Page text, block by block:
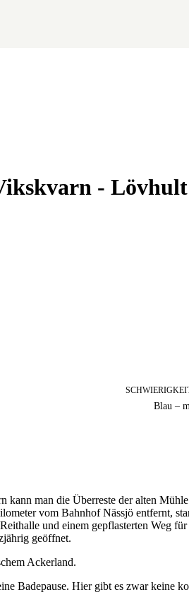
- Lövhult
Blau –
man die Überreste der alten
vom Bahnhof Nässjö entfernt,
und einem gepflasterten Weg
geöffnet.
Ackerland.
Badepause. Hier gibt es zwar keine